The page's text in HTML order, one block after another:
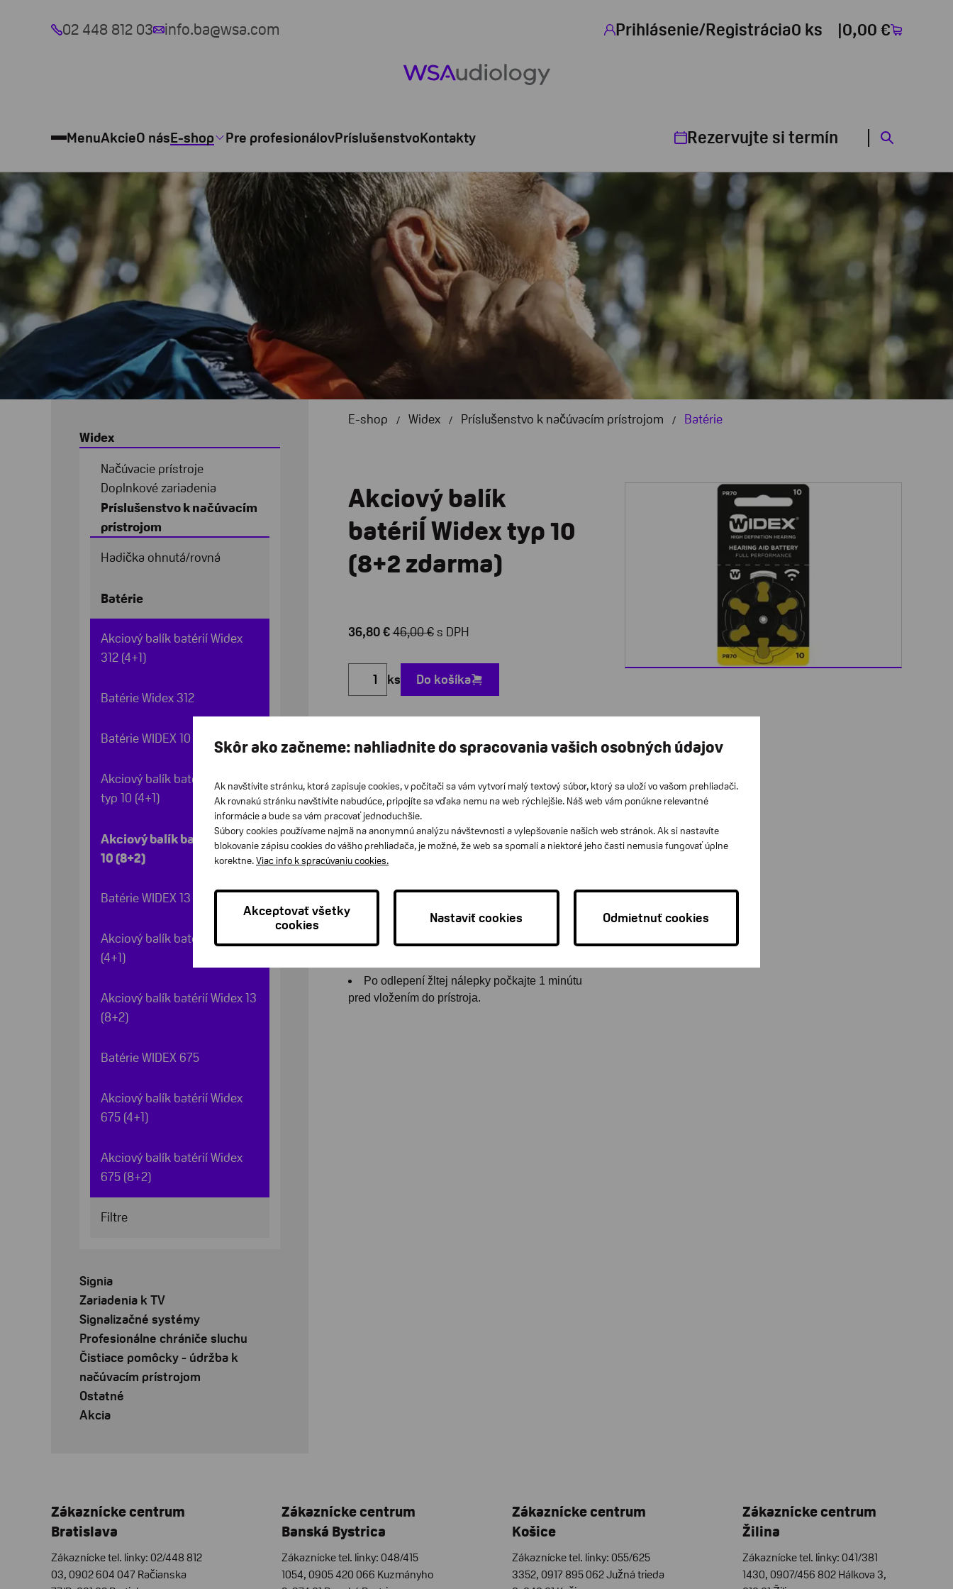
02 448 812 03 info.ba@wsa.com Prihlásenie/Registrácia0 ks 0,00 €
MenuAkcieO násE-shop Pre profesionálovPríslušenstvoKontakty Rezervujte si termín
Widex
Načúvacie prístroje
Doplnkové zariadenia
Príslušenstvo k načúvacím
prístrojom
Hadička ohnutá/rovná
Batérie
Akciový balík batérií Widex
312 (4+1)
Batérie Widex 312
Batérie WIDEX 10
Akciový balík batérií Widex
typ 10 (4+1)
Akciový balík batérií Widex
10 (8+2)
Batérie WIDEX 13
Akciový balík batérií Widex 13
(4+1)
Akciový balík batérií Widex 13
(8+2)
Batérie WIDEX 675
Akciový balík batérií Widex
675 (4+1)
Akciový balík batérií Widex
675 (8+2)
Filtre
Signia
Zariadenia k TV
Signalizačné systémy
Profesionálne chrániče sluchu
Čistiace pomôcky - údržba k
načúvacím prístrojom
Ostatné
Akcia
E-shop Widex Príslušenstvo k načúvacím prístrojom Batérie
Akciový balík
batériÍ Widex typ 10
(8+2 zdarma)
36,80 €46,00 € s DPH
ks Do košíka
Jeden akciový balík obsahuje 10 blistrov (60
kusov batérií)
Kvalitné batérie Widex typ 10 so žltým
Zabezpečujú stabilný výkon, čistý zvuk a
dlhú životnosť prístroja.
Po odlepení žltej nálepky počkajte 1 minútu
pred vložením do prístroja.
Zákaznícke centrum
Bratislava
Zákaznícke tel. linky: 02/448 812
03, 0902 604 047 Račianska
Zákaznícke centrum
Banská Bystrica
Zákaznícke tel. linky: 048/415
1054, 0905 420 066 Kuzmányho
Zákaznícke centrum
Košice
Zákaznícke tel. linky: 055/625
3352, 0917 895 062 Južná trieda
Zákaznícke centrum
Žilina
Zákaznícke tel. linky: 041/381
1430, 0907/456 802 Hálkova 3,
Skôr ako začneme: nahliadnite do spracovania vašich osobných údajov
Ak navštívite stránku, ktorá zapisuje cookies, v počítači sa vám vytvorí malý textový súbor, ktorý sa uloží vo vašom prehliadači.
Ak rovnakú stránku navštívite nabudúce, pripojíte sa vďaka nemu na web rýchlejšie. Náš web vám ponúkne relevantné
informácie a bude sa vám pracovať jednoduchšie.
Súbory cookies používame najmä na anonymnú analýzu návštevnosti a vylepšovanie našich web stránok. Ak si nastavíte
blokovanie zápisu cookies do vášho prehliadača, je možné, že web sa spomalí a niektoré jeho časti nemusia fungovať úplne
korektne.Viac info k spracúvaniu cookies.
Akceptovať všetky
cookies
Nastaviť cookies Odmietnuť cookies